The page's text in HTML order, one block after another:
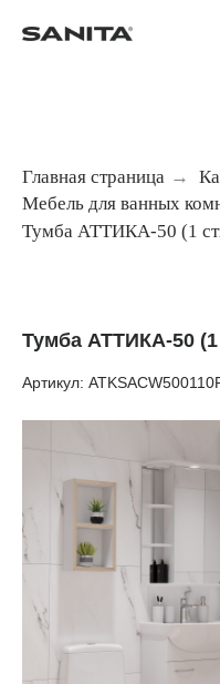
Главная страница →
Мебель для ванных
Тумба АТТИКА-50 (1
Тумба АТТИКА-50 (1
Артикул: